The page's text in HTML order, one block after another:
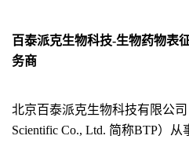
百泰派克生物科技-生物药物表
务商
北京百泰派克生物科技有限公司
Scientific Co., Ltd. 简称BTP）